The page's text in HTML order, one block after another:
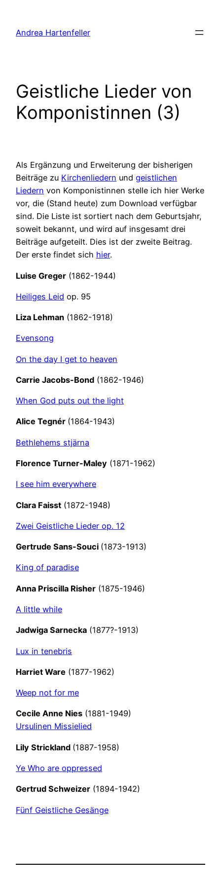
springen
Andrea Hartenfeller
Geistliche Lieder von
Komponistinnen (3)
Als Ergänzung und Erweiterung der bisherigen
Beiträge zu Kirchenliedern und geistlichen
Liedern von Komponistinnen stelle ich hier Werke
vor, die (Stand heute) zum Download verfügbar
sind. Die Liste ist sortiert nach dem Geburtsjahr,
soweit bekannt, und wird auf insgesamt drei
Beiträge aufgeteilt. Dies ist der zweite Beitrag.
Der erste findet sich hier.
Luise Greger (1862-1944)
Heiliges Leid op. 95
Liza Lehman (1862-1918)
Evensong
On the day I get to heaven
Carrie Jacobs-Bond (1862-1946)
When God puts out the light
Alice Tegnér (1864-1943)
Bethlehems stjärna
Florence Turner-Maley (1871-1962)
I see him everywhere
Clara Faisst (1872-1948)
Zwei Geistliche Lieder op. 12
Gertrude Sans-Souci (1873-1913)
King of paradise
Anna Priscilla Risher (1875-1946)
A little while
Jadwiga Sarnecka (1877?-1913)
Lux in tenebris
Harriet Ware (1877-1962)
Weep not for me
Cecile Anne Nies (1881-1949)
Ursulinen Missielied
Lily Strickland (1887-1958)
Ye Who are oppressed
Gertrud Schweizer (1894-1942)
Fünf Geistliche Gesänge